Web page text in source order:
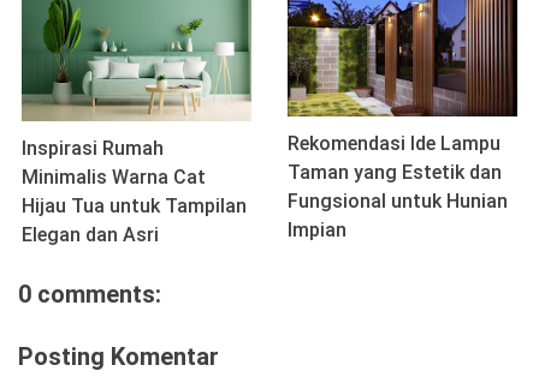
Inspirasi Rumah
Minimalis Warna Cat
Hijau Tua untuk Tampilan
Elegan dan Asri
Rekomendasi Ide Lampu
Taman yang Estetik dan
Fungsional untuk Hunian
Impian
0 comments:
Posting Komentar